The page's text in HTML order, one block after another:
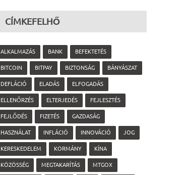
CÍMKEFELHŐ
ALKALMAZÁS BANK BEFEKTETÉS
BITCOIN BITPAY BIZTONSÁG BÁNYÁSZAT
DEFLÁCIÓ ELADÁS ELFOGADÁS
ELLENŐRZÉS ELTERJEDÉS FEJLESZTÉS
FEJLŐDÉS FIZETÉS GAZDASÁG
HASZNÁLAT INFLÁCIÓ INNOVÁCIÓ JOG
KERESKEDELEM KORMÁNY KÍNA
KÖZÖSSÉG MEGTAKARÍTÁS MTGOX